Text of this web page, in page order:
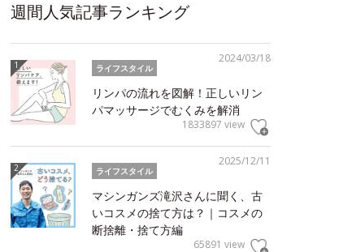
週間人気記事ランキング
2024/03/18
ライフスタイル
リンパの流れを図解！正しいリン
パマッサージでむくみを解消
1833897 view
2025/12/11
ライフスタイル
マシンガンズ滝沢さんに聞く、古
いコスメの捨て方は？｜コスメの
断捨離・捨て方編
65891 view